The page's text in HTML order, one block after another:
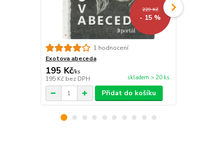
229 Kč
- 15 %
1 hodnocení
Exotova abeceda
195 Kč/ks
195 Kč bez DPH skladem > 20 ks
Přidat do košíku